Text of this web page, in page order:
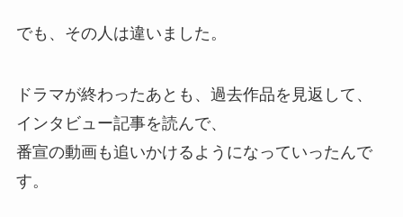
でも、その人は違いました。
ドラマが終わったあとも、過去作品を見返して、
インタビュー記事を読んで、
番宣の動画も追いかけるようになっていったんで
す。